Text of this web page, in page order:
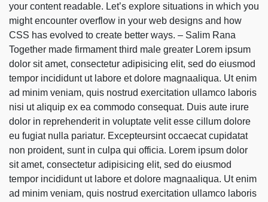
your content readable. Let’s explore situations in which you
might encounter overflow in your web designs and how
CSS has evolved to create better ways. – Salim Rana
Together made firmament third male greater Lorem ipsum
dolor sit amet, consectetur adipisicing elit, sed do eiusmod
tempor incididunt ut labore et dolore magnaaliqua. Ut enim
ad minim veniam, quis nostrud exercitation ullamco laboris
nisi ut aliquip ex ea commodo consequat. Duis aute irure
dolor in reprehenderit in voluptate velit esse cillum dolore
eu fugiat nulla pariatur. Excepteursint occaecat cupidatat
non proident, sunt in culpa qui officia. Lorem ipsum dolor
sit amet, consectetur adipisicing elit, sed do eiusmod
tempor incididunt ut labore et dolore magnaaliqua. Ut enim
ad minim veniam, quis nostrud exercitation ullamco laboris